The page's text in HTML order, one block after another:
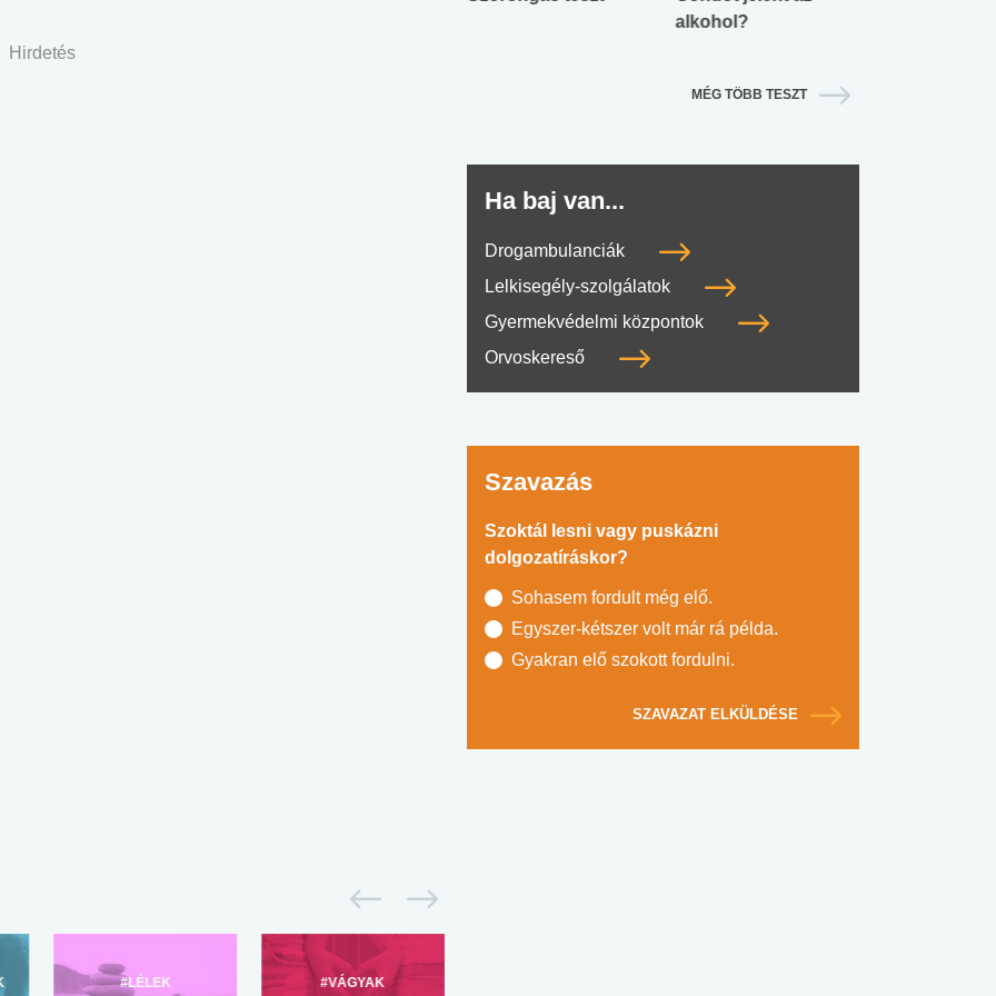
Hirdetés
#LÉLEK #VÁGYAK
No.42
alkohol?
MÉG TÖBB TESZT
Ha baj van...
Drogambulanciák
Lelkisegély-szolgálatok
Gyermekvédelmi központok
Orvoskereső
Szavazás
Szoktál lesni vagy puskázni
dolgozatíráskor?
Sohasem fordult még elő.
Egyszer-kétszer volt már rá példa.
Gyakran elő szokott fordulni.
SZAVAZAT ELKÜLDÉSE